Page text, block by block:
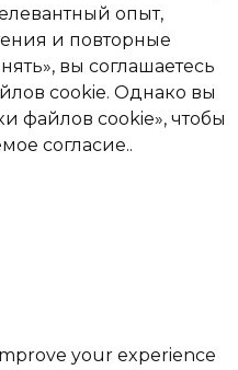
опыт,
и повторные
вы соглашаетесь
cookie. Однако вы
файлов cookie», чтобы
согласие..
your experience